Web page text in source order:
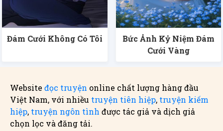
Đám Cưới Không Có Tôi
Bức Ảnh Kỷ Niệm Đám
Cưới Vàng
Website đọc truyện online chất lượng hàng đầu
Việt Nam, với nhiều truyện tiên hiệp, truyện kiếm
hiệp, truyện ngôn tình được tác giả và dịch giả
chọn lọc và đăng tải.